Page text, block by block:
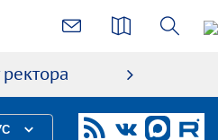
ректора